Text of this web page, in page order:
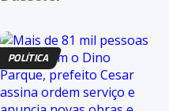
POLÍTICA